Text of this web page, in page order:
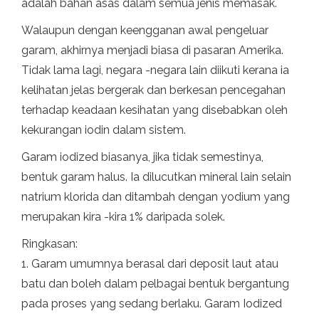
adalah bahan asas dalam semua jenis memasak.
Walaupun dengan keengganan awal pengeluar
garam, akhirnya menjadi biasa di pasaran Amerika.
Tidak lama lagi, negara -negara lain diikuti kerana ia
kelihatan jelas bergerak dan berkesan pencegahan
terhadap keadaan kesihatan yang disebabkan oleh
kekurangan iodin dalam sistem.
Garam iodized biasanya, jika tidak semestinya,
bentuk garam halus. Ia dilucutkan mineral lain selain
natrium klorida dan ditambah dengan yodium yang
merupakan kira -kira 1% daripada solek.
Ringkasan:
1. Garam umumnya berasal dari deposit laut atau
batu dan boleh dalam pelbagai bentuk bergantung
pada proses yang sedang berlaku. Garam Iodized